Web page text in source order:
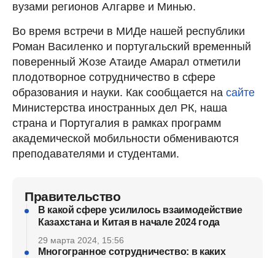
вузами регионов Алгарве и Минью.
Во время встречи в МИДе нашей республики
Роман Василенко и португальский временный
поверенный Жозе Атаиде Амарал отметили
плодотворное сотрудничество в сфере
образования и науки. Как сообщается на сайте
Министерства иностранных дел РК, наша
страна и Португалия в рамках программ
академической мобильности обмениваются
преподавателями и студентами.
Правительство
В какой сфере усилилось взаимодействие
Казахстана и Китая в начале 2024 года
29 марта 2024, 15:56
Многогранное сотрудничество: в каких